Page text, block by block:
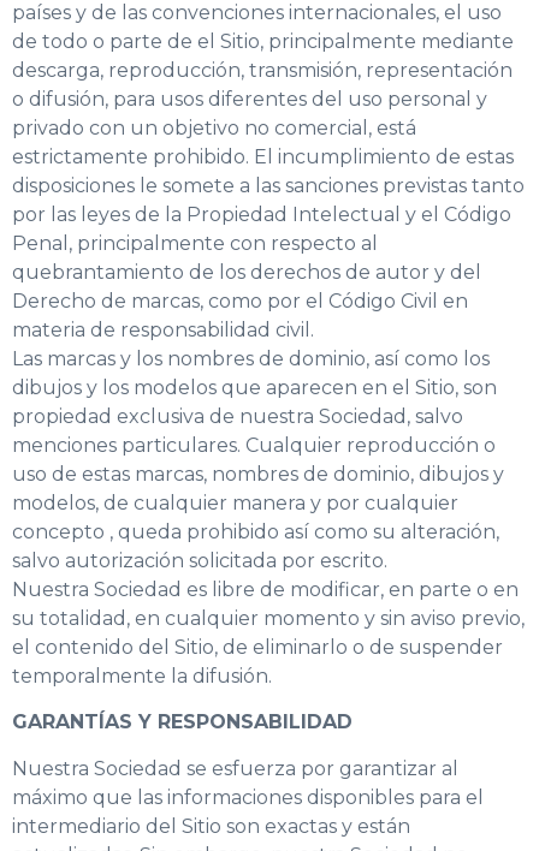
países y de las convenciones internacionales, el uso
de todo o parte de el Sitio, principalmente mediante
descarga, reproducción, transmisión, representación
o difusión, para usos diferentes del uso personal y
privado con un objetivo no comercial, está
estrictamente prohibido. El incumplimiento de estas
disposiciones le somete a las sanciones previstas tanto
por las leyes de la Propiedad Intelectual y el Código
Penal, principalmente con respecto al
quebrantamiento de los derechos de autor y del
Derecho de marcas, como por el Código Civil en
materia de responsabilidad civil.
Las marcas y los nombres de dominio, así como los
dibujos y los modelos que aparecen en el Sitio, son
propiedad exclusiva de nuestra Sociedad, salvo
menciones particulares. Cualquier reproducción o
uso de estas marcas, nombres de dominio, dibujos y
modelos, de cualquier manera y por cualquier
concepto , queda prohibido así como su alteración,
salvo autorización solicitada por escrito.
Nuestra Sociedad es libre de modificar, en parte o en
su totalidad, en cualquier momento y sin aviso previo,
el contenido del Sitio, de eliminarlo o de suspender
temporalmente la difusión.
GARANTÍAS Y RESPONSABILIDAD
Nuestra Sociedad se esfuerza por garantizar al
máximo que las informaciones disponibles para el
intermediario del Sitio son exactas y están